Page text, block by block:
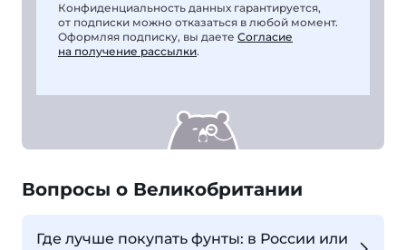
Конфиденциальность данных гарантируется,
от подписки можно отказаться в любой момент.
Оформляя подписку, вы даете Согласие
на получение рассылки.
Вопросы о Великобритании
Где лучше покупать фунты: в России или